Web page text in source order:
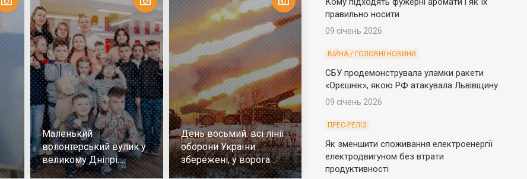
Маленький
волонтерський вулик у
великому Дніпрі.
Репортаж
День восьмий: всі лінії
оборони України
збережені, у ворога
немає успіху
правильно носити
09 січень 2026
ВІЙНА / ГОЛОВНІ НОВИНИ
СБУ продемонструвала уламки ракети
«Орєшнік», якою РФ атакувала Львівщину
09 січень 2026
ПРЕС-РЕЛІЗ
Як зменшити споживання електроенергії
електродвигуном без втрати
продуктивності